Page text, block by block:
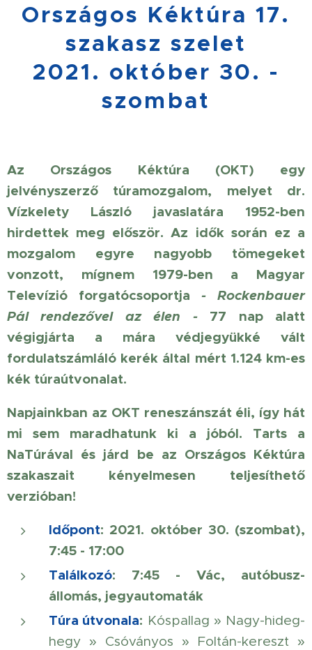
Országos Kéktúra 17.
szakasz szelet
2021. október 30. -
szombat
Az Országos Kéktúra (OKT) egy
jelvényszerző túramozgalom, melyet dr.
Vízkelety László javaslatára 1952-ben
hirdettek meg először. Az idők során ez a
mozgalom egyre nagyobb tömegeket
vonzott, mígnem 1979-ben a Magyar
Televízió forgatócsoportja - Rockenbauer
Pál rendezővel az élen - 77 nap alatt
végigjárta a mára védjegyükké vált
fordulatszámláló kerék által mért 1.124 km-es
kék túraútvonalat.
Napjainkban az OKT reneszánszát éli, így hát
mi sem maradhatunk ki a jóból. Tarts a
NaTúrával és járd be az Országos Kéktúra
szakaszait kényelmesen teljesíthető
verzióban!
Időpont: 2021. október 30. (szombat),
7:45 - 17:00
Találkozó: 7:45 - Vác, autóbusz-
állomás, jegyautomaták
Túra útvonala: Kóspallag » Nagy-hideg-
hegy » Csóványos » Foltán-kereszt »